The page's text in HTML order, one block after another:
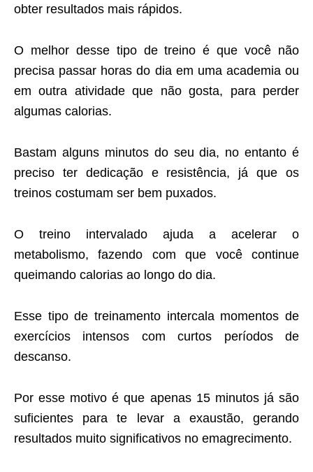
obter resultados mais rápidos.
O melhor desse tipo de treino é que você não
precisa passar horas do dia em uma academia ou
em outra atividade que não gosta, para perder
algumas calorias.
Bastam alguns minutos do seu dia, no entanto é
preciso ter dedicação e resistência, já que os
treinos costumam ser bem puxados.
O treino intervalado ajuda a acelerar o
metabolismo, fazendo com que você continue
queimando calorias ao longo do dia.
Esse tipo de treinamento intercala momentos de
exercícios intensos com curtos períodos de
descanso.
Por esse motivo é que apenas 15 minutos já são
suficientes para te levar a exaustão, gerando
resultados muito significativos no emagrecimento.